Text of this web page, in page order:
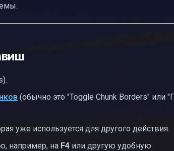
(обычно это "Toggle Chunk Borders" или
уже используется для другого действия.
например, на F4 или другую удобную.